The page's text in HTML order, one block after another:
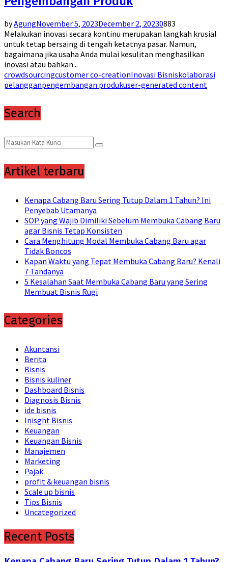
byAgungNovember 5, 2023December 2, 20230883
Melakukan inovasi secara kontinu merupakan langkah krusial
untuk tetap bersaing di tengah ketatnya pasar. Namun,
bagaimana jika usaha Anda mulai kesulitan menghasilkan
inovasi atau bahkan...
crowdsourcingcustomer co-creationInovasi Bisniskolaborasi
pelangganpengembangan produkuser-generated content
Search
Search
for:
Search
Artikel terbaru
Kenapa Cabang Baru Sering Tutup Dalam 1 Tahun? Ini
Penyebab Utamanya
SOP yang Wajib Dimiliki Sebelum Membuka Cabang Baru
agar Bisnis Tetap Konsisten
Cara Menghitung Modal Membuka Cabang Baru agar
Tidak Boncos
Kapan Waktu yang Tepat Membuka Cabang Baru? Kenali
7 Tandanya
5 Kesalahan Saat Membuka Cabang Baru yang Sering
Membuat Bisnis Rugi
Categories
Akuntansi
Berita
Bisnis
Bisnis kuliner
Dashboard Bisnis
Diagnosis Bisnis
ide bisnis
Inisght Bisnis
Keuangan
Keuangan Bisnis
Manajemen
Marketing
Pajak
profit & keuangan bisnis
Scale up bisnis
Tips Bisnis
Uncategorized
Recent Posts